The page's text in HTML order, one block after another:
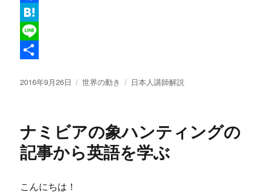
w
i
e
F
a
c
b
k
H
a
e
L
n
有
投
2016年9月26日
カ
ー
世界の動き
タ
日本人講師解説
ナミビアの象ハンティングの
記事から英語を学ぶ
こんにちは！